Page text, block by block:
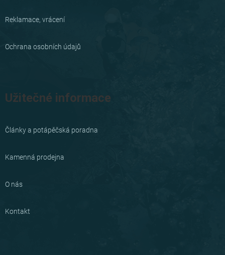
Reklamace, vrácení
Ochrana osobních údajů
Užitečné informace
Články a potápěčská poradna
Kamenná prodejna
O nás
Kontakt